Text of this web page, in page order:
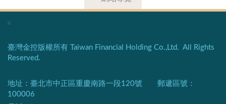
:::
臺灣金控版權所有 Taiwan Financial Holding Co.,Ltd. All Rights
Reserved.
地址：臺北市中正區重慶南路一段120號 郵遞區號：
100006